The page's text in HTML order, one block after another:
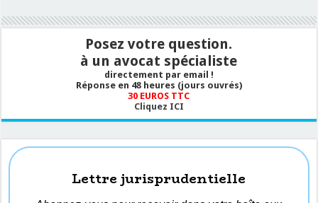
Posez votre question.
à un avocat spécialiste
directement par email !
Réponse en 48 heures (jours ouvrés)
30 EUROS TTC
Cliquez ICI
Lettre jurisprudentielle